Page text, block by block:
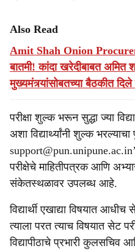
Also Read
Amit Shah Onion
बातमी! कांदा खरेदीबाबत अमित
मुख्यमंत्र्यांसोबतच्या बैठकीत
परीक्षा शुल्क भरून सुद्धा ज्या
अशा विद्यार्थ्यांनी शुल्क भरल्याचा
परीक्षेचे माहितीपत्रक आणि
संकेतस्थळावर उपलब्ध आहे.
विद्यार्थी एखाद्या विषयात
त्याला परत त्याच विषयात सेट
विद्यापीठाचे प्रभारी कुलसचिव